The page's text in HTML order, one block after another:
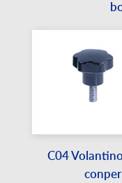
C04